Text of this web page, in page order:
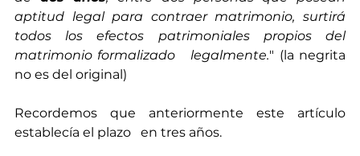
aptitud legal para contraer matrimonio, surtirá
todos los efectos patrimoniales propios del
matrimonio formalizado   legalmente." (la negrita
no es del original)
Recordemos que anteriormente este artículo
establecía el plazo   en tres años.